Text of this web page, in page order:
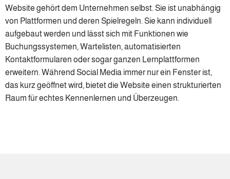
Website gehört dem Unternehmen selbst. Sie ist unabhängig
von Plattformen und deren Spielregeln. Sie kann individuell
aufgebaut werden und lässt sich mit Funktionen wie
Buchungssystemen, Wartelisten, automatisierten
Kontaktformularen oder sogar ganzen Lernplattformen
erweitern. Während Social Media immer nur ein Fenster ist,
das kurz geöffnet wird, bietet die Website einen strukturierten
Raum für echtes Kennenlernen und Überzeugen.